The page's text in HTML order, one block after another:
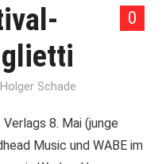
0
Holger Schade
8. Mai (junge
Music und WABE im